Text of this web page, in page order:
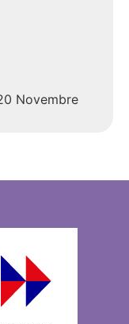
Novembre